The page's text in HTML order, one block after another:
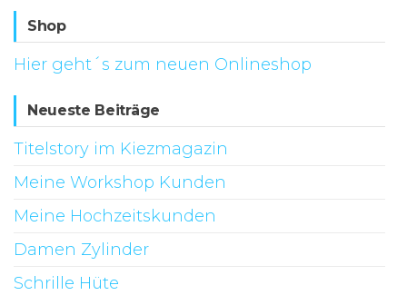
Shop
Hier geht´s zum neuen Onlineshop
Neueste Beiträge
Titelstory im Kiezmagazin
Meine Workshop Kunden
Meine Hochzeitskunden
Damen Zylinder
Schrille Hüte